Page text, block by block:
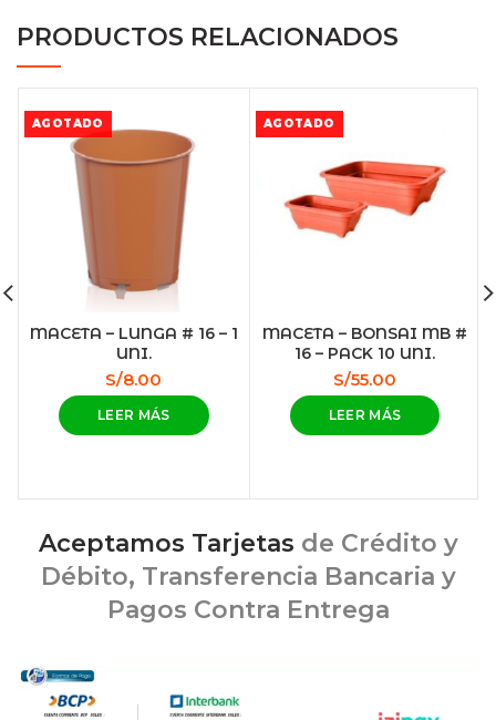
PRODUCTOS RELACIONADOS
AGOTADO
MACETA – LUNGA # 16 – 1
UNI.
S/8.00
LEER MÁS
AGOTADO
MACETA – BONSAI MB #
16 – PACK 10 UNI.
S/55.00
LEER MÁS
Aceptamos Tarjetas de Crédito y
Débito, Transferencia Bancaria y
Pagos Contra Entrega